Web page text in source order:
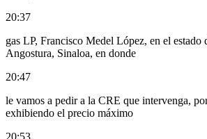
20:37
gas LP, Francisco Medel López, en el estado
Angostura, Sinaloa, en donde
20:47
le vamos a pedir a la CRE que intervenga,
exhibiendo el precio máximo
20:53